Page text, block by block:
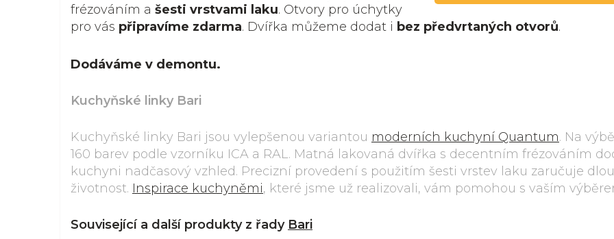
frézováním a šesti vrstvami laku. Otvory pro úchytky
pro vás připravíme zdarma. Dvířka můžeme dodat i bez předvrtaných otvorů.
Dodáváme v demontu.
Kuchyňské linky Bari
Kuchyňské linky Bari jsou vylepšenou variantou moderních kuchyní Quantum. Na
160 barev podle vzorníku ICA a RAL. Matná lakovaná dvířka s decentním frézováním
kuchyni nadčasový vzhled. Precizní provedení s použitím šesti vrstev laku zaručuje
životnost. Inspirace kuchyněmi, které jsme už realizovali, vám pomohou s vaším
Související a další produkty z řady Bari